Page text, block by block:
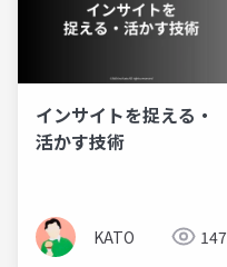
インサイトを捉える・
活かす技術
KATO 147